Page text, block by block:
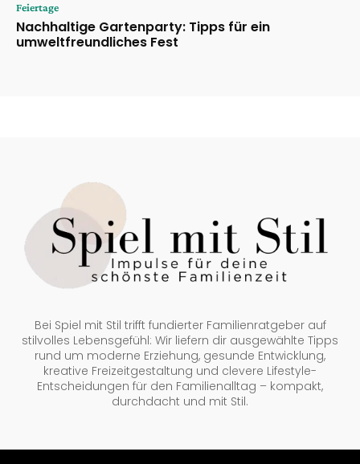
Feiertage
Nachhaltige Gartenparty: Tipps für ein
umweltfreundliches Fest
Bei Spiel mit Stil trifft fundierter Familienratgeber auf
stilvolles Lebensgefühl: Wir liefern dir ausgewählte Tipps
rund um moderne Erziehung, gesunde Entwicklung,
kreative Freizeitgestaltung und clevere Lifestyle-
Entscheidungen für den Familienalltag – kompakt,
durchdacht und mit Stil.